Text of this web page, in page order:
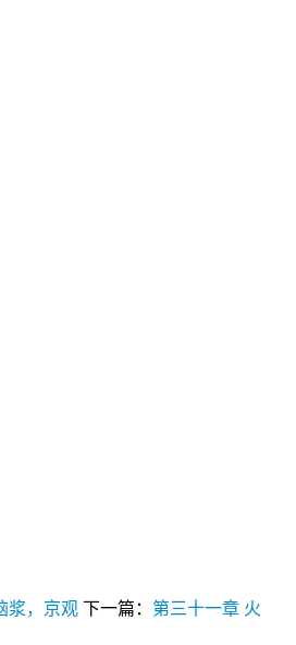
浆，京观下一篇： 第三十一章 火